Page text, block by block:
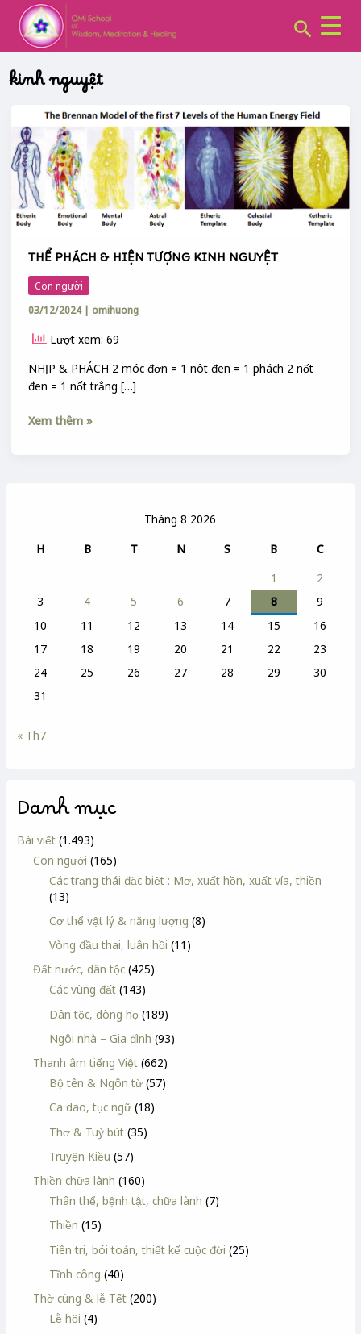
content
Search
Tháng 8 2026
H
B T N S B
C
1
2
3
4 5 6 7 8
9
10
11 12 13 14 15
16
17
18 19 20 21 22
23
24
25 26 27 28 29
30
31
« Th7
Danh mục
Bài viết (1.493)
Con người (165)
Các trạng thái đặc biệt : Mơ, xuất hồn, xuất vía, thiền
(13)
Cơ thể vật lý & năng lượng (8)
Vòng đầu thai, luân hồi (11)
Đất nước, dân tộc (425)
Các vùng đất (143)
Dân tộc, dòng họ (189)
Ngôi nhà – Gia đình (93)
Thanh âm tiếng Việt (662)
Bộ tên & Ngôn từ (57)
Ca dao, tục ngữ (18)
Thơ & Tuỳ bút (35)
Truyện Kiều (57)
Thiền chữa lành (160)
Thân thể, bệnh tật, chữa lành (7)
Thiền (15)
Tiên tri, bói toán, thiết kế cuộc đời (25)
Tĩnh công (40)
Thờ cúng & lễ Tết (200)
Lễ hội (4)
kinh nguyệt
THỂ PHÁCH & HIỆN TƯỢNG KINH NGUYỆT
Con người
03/12/2024 | omihuong
Lượt xem: 69
NHỊP & PHÁCH 2 móc đơn = 1 nôt đen = 1 phách 2 nốt
đen = 1 nốt trắng […]
THỂ
PHÁCH
&
HIỆN
TƯỢNG
KINH
NGUYỆT
Xem thêm »
CHUYÊN
MỤC: